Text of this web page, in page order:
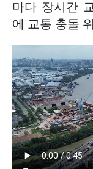
마다 장시간
에 교통 충돌